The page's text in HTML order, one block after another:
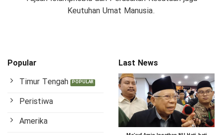
Keutuhan Umat Manusia.
Popular
Timur Tengah
Peristiwa
Amerika
Last News